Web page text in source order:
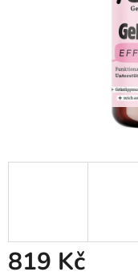
819 Kč